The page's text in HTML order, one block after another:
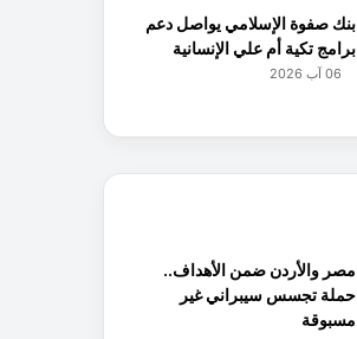
بنك صفوة الإسلامي يواصل دعم
برامج تكية أم علي الإنسانية
06 آب 2026
مصر والأردن ضمن الأهداف..
حملة تجسس سيبراني غير
مسبوقة